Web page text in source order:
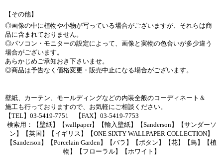
【その他】
◎画像の中に植物や小物が写っている場合がございますが、それらは商
品に含まれておりません。
◎パソコン・モニターの設定によって、画像と実物の色合いが多少違う
場合がございます。
あらかじめご承知おき下さいませ。
◎商品は予告なく価格変更・販売中止になる場合がございます。
壁紙、カーテン、モールディングなどの内装全般のコーディネート＆
施工も行っておりますので、お気軽にご相談ください。
【TEL】03-5419-7751 【FAX】03-5419-7753
検索用：【壁紙】【wallpaper】【輸入壁紙】【Sanderson】【サンダーソ
ン】【英国】【イギリス】【ONE SIXTY WALLPAPER COLLECTION】
【Sanderson】【Porcelain Garden】【バラ】【ボタン】【花】【鳥】【植
物】【フローラル】【ホワイト】